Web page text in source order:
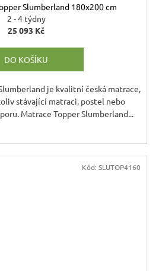
Slumberland 180x200 cm
2 - 4 týdny
25 093 Kč
DO KOŠÍKU
je kvalitní česká matrace,
stávající matraci, postel nebo
Matrace Topper Slumberland...
Kód: SLUTOP4160